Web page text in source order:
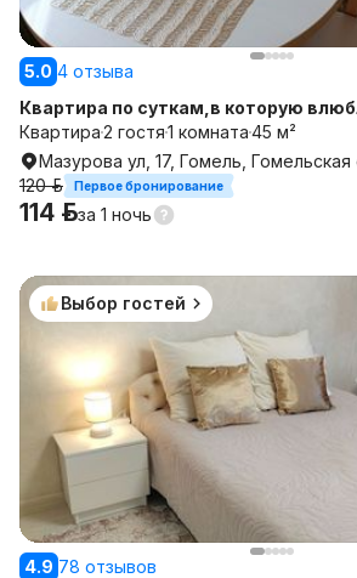
5.0 4 отзыва
Квартира по суткам,в которую
Квартира2 гостя1 комната45 м²
Мазурова ул, 17, Гомель, Гомельская
120 р.
Первое бронирование
114 р.за 1 ночь
Выбор гостей
4.9 78 отзывов